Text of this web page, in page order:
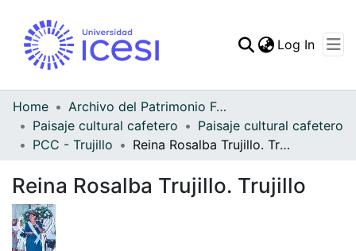
Statistics
Log In
Home
Archivo del Patrimonio Fotográfico y Fílmico del Valle del Cauca
Paisaje cultural cafetero
Paisaje cultural cafetero
PCC - Trujillo
Reina Rosalba Trujillo. Trujillo
Reina Rosalba Trujillo. Trujillo